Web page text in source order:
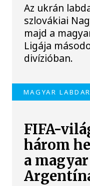
Az ukrán
szlovákiai
majd a
Ligája
divízióban.
MAGYAR
FIFA-
három
a